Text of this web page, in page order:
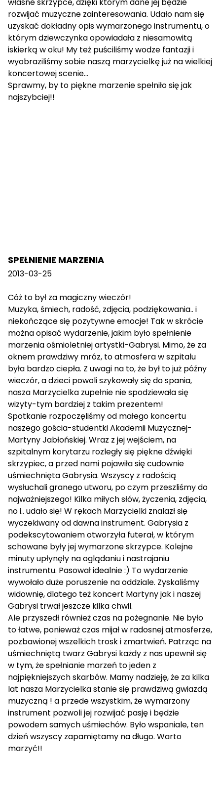
własne skrzypce, dzięki którym dane jej będzie
rozwijać muzyczne zainteresowania. Udało nam się
uzyskać dokładny opis wymarzonego instrumentu, o
którym dziewczynka opowiadała z niesamowitą
iskierką w oku! My też puściliśmy wodze fantazji i
wyobraziliśmy sobie naszą marzycielkę już na wielkiej
koncertowej scenie…
Sprawmy, by to piękne marzenie spełniło się jak
najszybciej!!
SPEŁNIENIE MARZENIA
2013-03-25
Cóż to był za magiczny wieczór!
Muzyka, śmiech, radość, zdjęcia, podziękowania.. i
niekończące się pozytywne emocje! Tak w skrócie
można opisać wydarzenie, jakim było spełnienie
marzenia ośmioletniej artystki-Gabrysi. Mimo, że za
oknem prawdziwy mróz, to atmosfera w szpitalu
była bardzo ciepła. Z uwagi na to, że był to już późny
wieczór, a dzieci powoli szykowały się do spania,
nasza Marzycielka zupełnie nie spodziewała się
wizyty-tym bardziej z takim prezentem!
Spotkanie rozpoczęliśmy od małego koncertu
naszego gościa-studentki Akademii Muzycznej-
Martyny Jabłońskiej. Wraz z jej wejściem, na
szpitalnym korytarzu rozległy się piękne dźwięki
skrzypiec, a przed nami pojawiła się cudownie
uśmiechnięta Gabrysia. Wszyscy z radością
wysłuchali granego utworu, po czym przeszliśmy do
najważniejszego! Kilka miłych słów, życzenia, zdjęcia,
no i.. udało się! W rękach Marzycielki znalazł się
wyczekiwany od dawna instrument. Gabrysia z
podekscytowaniem otworzyła futerał, w którym
schowane były jej wymarzone skrzypce. Kolejne
minuty upłynęły na oglądaniu i nastrajaniu
instrumentu. Pasował idealnie :) To wydarzenie
wywołało duże poruszenie na oddziale. Zyskaliśmy
widownię, dlatego też koncert Martyny jak i naszej
Gabrysi trwał jeszcze kilka chwil.
Ale przyszedł również czas na pożegnanie. Nie było
to łatwe, ponieważ czas mijał w radosnej atmosferze,
pozbawionej wszelkich trosk i zmartwień. Patrząc na
uśmiechniętą twarz Gabrysi każdy z nas upewnił się
w tym, że spełnianie marzeń to jeden z
najpiękniejszych skarbów. Mamy nadzieję, że za kilka
lat nasza Marzycielka stanie się prawdziwą gwiazdą
muzyczną ! a przede wszystkim, że wymarzony
instrument pozwoli jej rozwijać pasję i będzie
powodem samych uśmiechów. Było wspaniale, ten
dzień wszyscy zapamiętamy na długo. Warto
marzyć!!